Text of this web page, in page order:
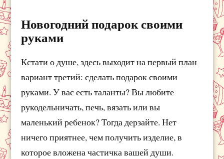
Новогодний подарок своими
руками
Кстати о душе, здесь выходит на первый план
вариант третий: сделать подарок своими
руками. У вас есть таланты? Вы любите
рукодельничать, печь, вязать или вы
маленький ребенок? Тогда дерзайте. Нет
ничего приятнее, чем получить изделие, в
которое вложена частичка вашей души.